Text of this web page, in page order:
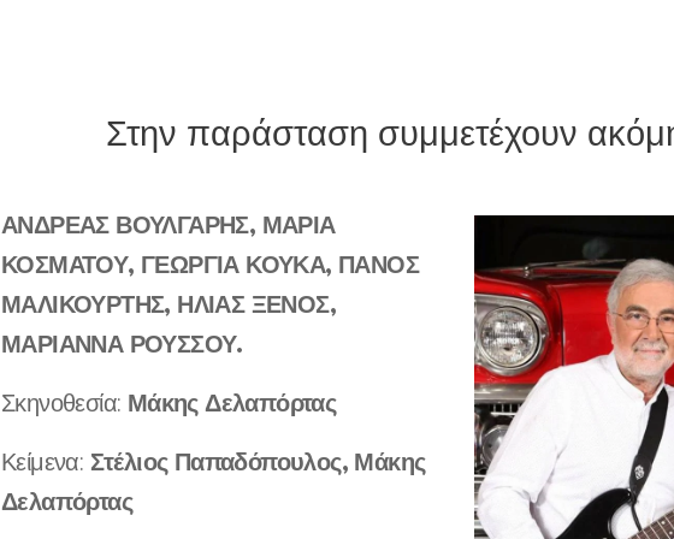
Στην παράσταση συμμετέχουν
ΑΝΔΡΕΑΣ ΒΟΥΛΓΑΡΗΣ, ΜΑΡΙΑ
ΚΟΣΜΑΤΟΥ, ΓΕΩΡΓΙΑ ΚΟΥΚΑ, ΠΑΝΟΣ
ΜΑΛΙΚΟΥΡΤΗΣ, ΗΛΙΑΣ ΞΕΝΟΣ,
ΜΑΡΙΑΝΝΑ ΡΟΥΣΣΟΥ.
Σκηνοθεσία: Μάκης Δελαπόρτας
Κείμενα: Στέλιος Παπαδόπουλος, Μάκης
Δελαπόρτας